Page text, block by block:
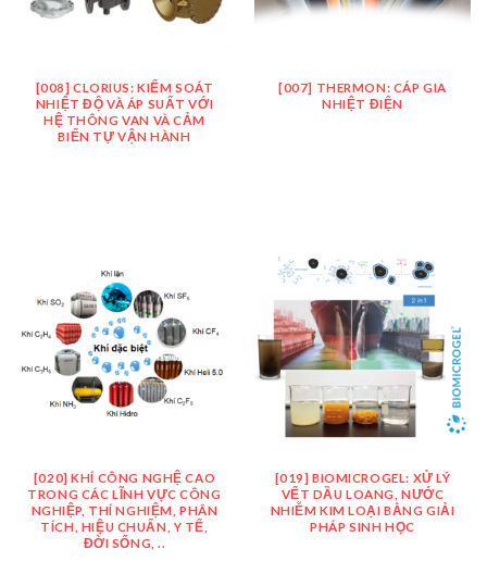
[008] CLORIUS: KIỂM SOÁT
NHIỆT ĐỘ VÀ ÁP SUẤT VỚI
HỆ THÔNG VAN VÀ CẢM
BIẾN TỰ VẬN HÀNH
[007] THERMON: CÁP GIA
NHIỆT ĐIỆN
[020] KHÍ CÔNG NGHỆ CAO
TRONG CÁC LĨNH VỰC CÔNG
NGHIỆP, THÍ NGHIỆM, PHÂN
TÍCH, HIỆU CHUẨN, Y TẾ,
ĐỜI SỐNG, ..
[019] BIOMICROGEL: XỬ LÝ
VẾT DẦU LOANG, NƯỚC
NHIỄM KIM LOẠI BẰNG GIẢI
PHÁP SINH HỌC